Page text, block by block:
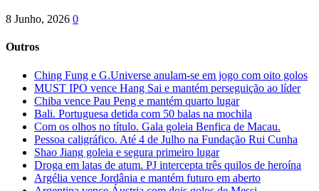
8 Junho, 2026 0
Outros
Ching Fung e G.Universe anulam-se em jogo com oito golos
MUST IPO vence Hang Sai e mantém perseguição ao líder
Chiba vence Pau Peng e mantém quarto lugar
Bali. Portuguesa detida com 50 balas na mochila
Com os olhos no título. Gala goleia Benfica de Macau.
Pessoa caligráfico. Até 4 de Julho na Fundação Rui Cunha
Shao Jiang goleia e segura primeiro lugar
Droga em latas de atum. PJ intercepta três quilos de heroína
Argélia vence Jordânia e mantém futuro em aberto